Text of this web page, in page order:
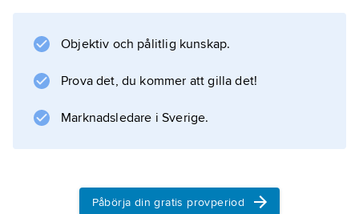
Information om artikeln
Objektiv och pålitlig kunskap.
Prova det, du kommer att gilla det!
Marknadsledare i Sverige.
Påbörja din gratis provperiod